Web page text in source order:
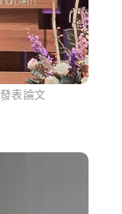
表論文